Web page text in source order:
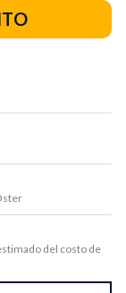
del costo de